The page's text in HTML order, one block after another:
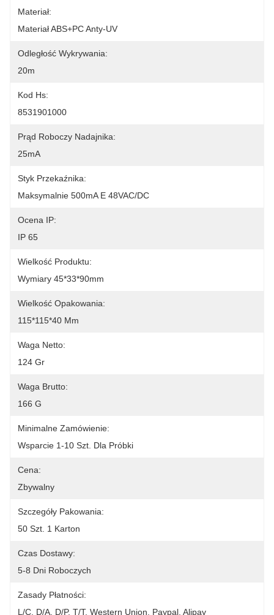
Materiał:
Materiał ABS+PC Anty-UV
Odległość Wykrywania:
20m
Kod Hs:
8531901000
Prąd Roboczy Nadajnika:
25mA
Styk Przekaźnika:
Maksymalnie 500mA E 48VAC/DC
Ocena IP:
IP 65
Wielkość Produktu:
Wymiary 45*33*90mm
Wielkość Opakowania:
115*115*40 Mm
Waga Netto:
124 Gr
Waga Brutto:
166 G
Minimalne Zamówienie:
Wsparcie 1-10 Szt. Dla Próbki
Cena:
Zbywalny
Szczegóły Pakowania:
50 Szt. 1 Karton
Czas Dostawy:
5-8 Dni Roboczych
Zasady Płatności:
L/C, D/A, D/P, T/T, Western Union, Paypal, Alipay